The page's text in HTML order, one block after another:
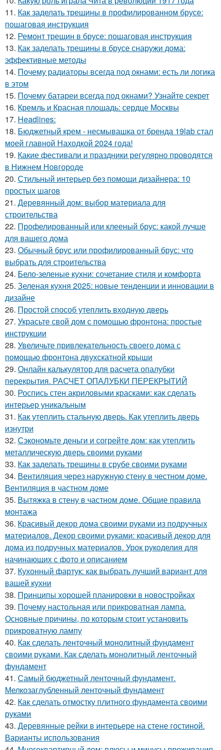
11. Как заделать трещины в профилированном брусе:
пошаговая инструкция
12. Ремонт трещин в брусе: пошаговая инструкция
13. Как заделать трещины в брусе снаружи дома:
эффективные методы
14. Почему радиаторы всегда под окнами: есть ли логика
в этом
15. Почему батареи всегда под окнами? Узнайте секрет
16. Кремль и Красная площадь: сердце Москвы
17. Headlines:
18. Бюджетный крем - несмывашка от бренда 19lab стал
моей главной Находкой 2024 года!
19. Какие фестивали и праздники регулярно проводятся
в Нижнем Новгороде
20. Стильный интерьер без помощи дизайнера: 10
простых шагов
21. Деревянный дом: выбор материала для
строительства
22. Профелированный или клееный брус: какой лучше
для вашего дома
23. Обычный брус или профилированный брус: что
выбрать для строительства
24. Бело-зеленые кухни: сочетание стиля и комфорта
25. Зеленая кухня 2025: новые тенденции и инновации в
дизайне
26. Простой способ утеплить входную дверь
27. Украсьте свой дом с помощью фронтона: простые
инструкции
28. Увеличьте привлекательность своего дома с
помощью фронтона двухскатной крыши
29. Онлайн калькулятор для расчета опалубки
перекрытия. РАСЧЕТ ОПАЛУБКИ ПЕРЕКРЫТИЙ
30. Роспись стен акриловыми красками: как сделать
интерьер уникальным
31. Как утеплить стальную дверь. Как утеплить дверь
изнутри
32. Сэкономьте деньги и согрейте дом: как утеплить
металлическую дверь своими руками
33. Как заделать трещины в срубе своими руками
34. Вентиляция через наружную стену в честном доме.
Вентиляция в частном доме
35. Вытяжка в стену в частном доме. Общие правила
монтажа
36. Красивый декор дома своими руками из подручных
материалов. Декор своими руками: красивый декор для
дома из подручных материалов. Урок рукоделия для
начинающих с фото и описанием
37. Кухонный фартук: как выбрать лучший вариант для
вашей кухни
38. Принципы хорошей планировки в новостройках
39. Почему настольная или прикроватная лампа.
Основные причины, по которым стоит установить
прикроватную лампу
40. Как сделать ленточный монолитный фундамент
своими руками. Как сделать монолитный ленточный
фундамент
41. Самый бюджетный ленточный фундамент.
Мелкозаглубленный ленточный фундамент
42. Как сделать отмостку плитного фундамента своими
руками
43. Деревянные рейки в интерьере на стене гостиной.
Варианты использования